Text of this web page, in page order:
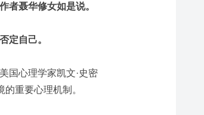
者聂华修女如是说。
定自己。
国心理学家凯文·史密
重要心理机制。